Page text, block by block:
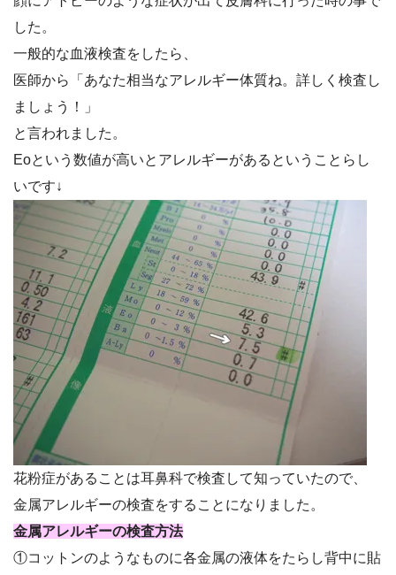
した。
一般的な血液検査をしたら、
医師から「あなた相当なアレルギー体質ね。詳しく検査し
ましょう！」
と言われました。
Eoという数値が高いとアレルギーがあるということらし
いです↓
花粉症があることは耳鼻科で検査して知っていたので、
金属アレルギーの検査をすることになりました。
金属アレルギーの検査方法
①コットンのようなものに各金属の液体をたらし背中に貼